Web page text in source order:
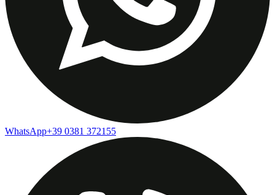
WhatsApp+39 0381 372155